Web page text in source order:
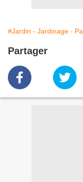
#Jardin - Jardinage -
Partager